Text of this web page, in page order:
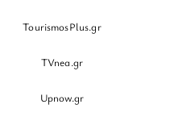
TourismosPlus.gr
TVnea.gr
Upnow.gr